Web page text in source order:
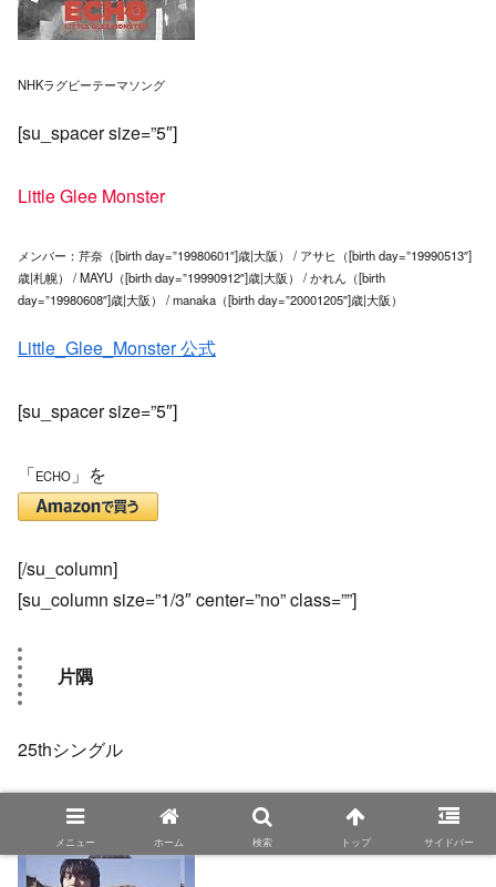
NHKラグビーテーマソング
[su_spacer size=”5″]
Little Glee Monster
メンバー：芹奈（[birth day=”19980601″]歳|大阪） / アサヒ（[birth day=”19990513″]
歳|札幌） / MAYU（[birth day=”19990912″]歳|大阪） / かれん（[birth
day=”19980608″]歳|大阪） / manaka（[birth day=”20001205″]歳|大阪）
Little_Glee_Monster 公式
[su_spacer size=”5″]
「ECHO 」を
[/su_column]
[su_column size=”1/3″ center=”no” class=””]
片隅
25thシングル
2019年6月12日発売
メニュー ホーム 検索 トップ サイドバー